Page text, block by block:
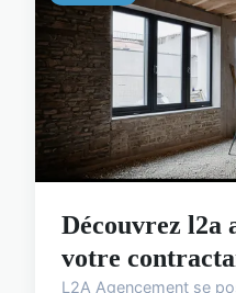
Découvrez l2a
votre
L2A Agencement se